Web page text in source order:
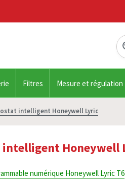
Filtres Mesure et régulation
intelligent Honeywell Lyric
Honeywell
numérique Honeywell Lyric T6